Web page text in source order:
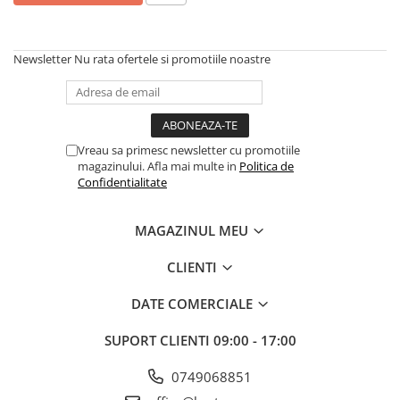
Suruburi, dibluri si accesorii
Panouri si elemente gard
Programatoare stropire
Termometre Meteo
Umbrele si pavilioane gradina
Pentru toate suprafetele
Solutii pentru suprafetele din lemn
Solutii specializate
Solutii profesionale pentru
Solutii professionale pentru
spalatorii auto
Newsletter Nu rata ofertele si promotiile noastre
Vreau sa primesc newsletter cu promotiile
magazinului. Afla mai multe in Politica de
Confidentialitate
MAGAZINUL MEU
CLIENTI
DATE COMERCIALE
SUPORT CLIENTI 09:00 - 17:00
0749068851